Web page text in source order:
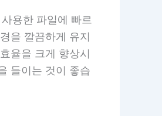
용한 파일에 빠르
을 깔끔하게 유지
율을 크게 향상시
들이는 것이 좋습